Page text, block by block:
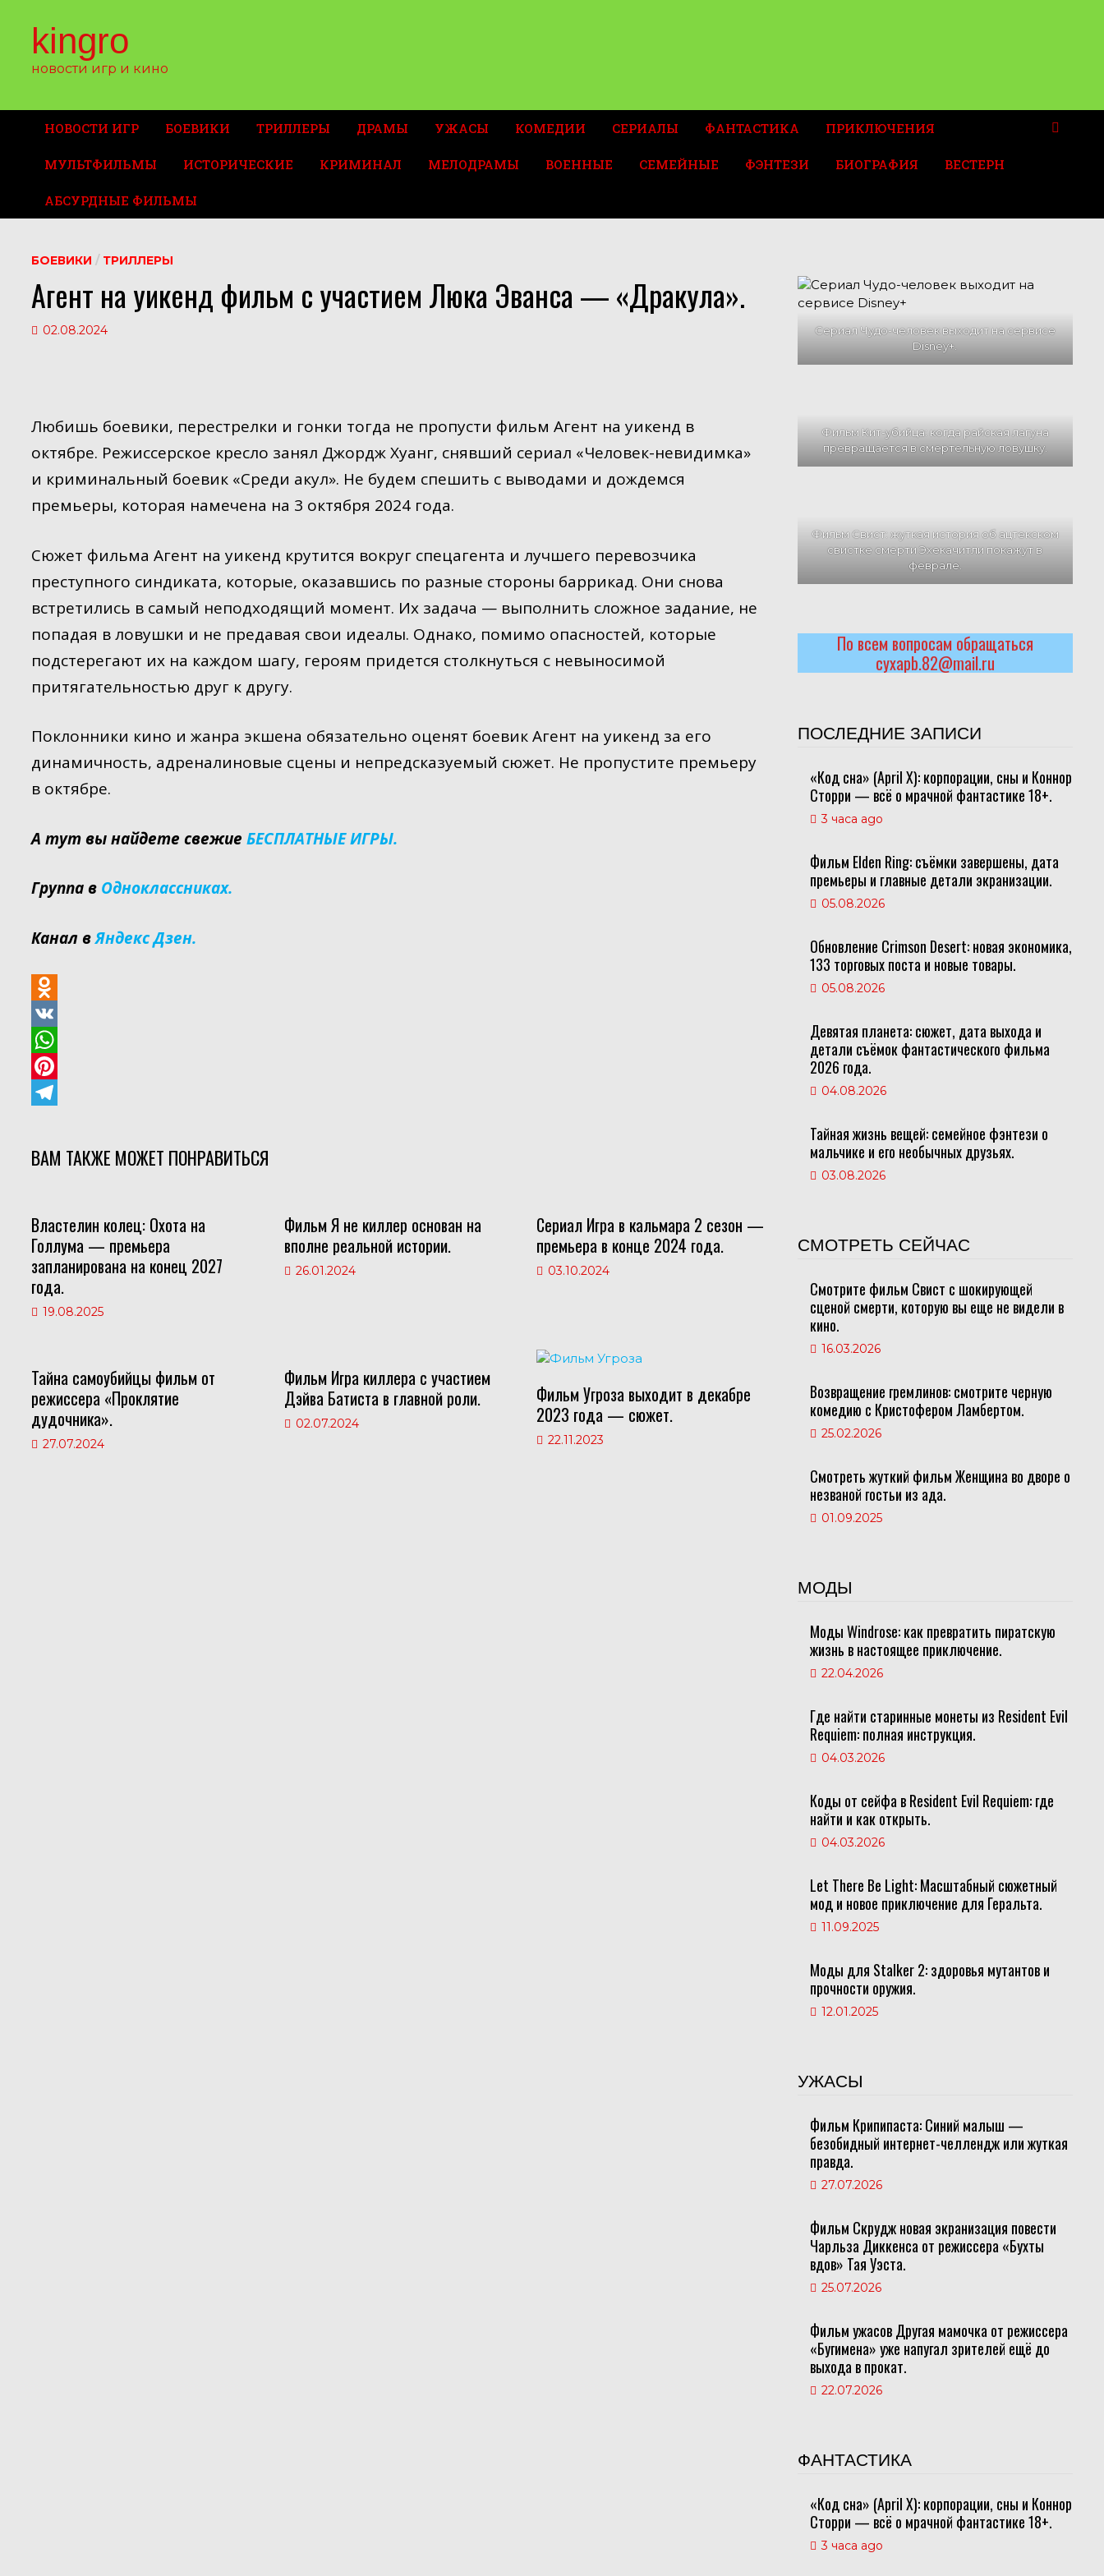
содержимому
kingro
новости игр и кино
НОВОСТИ ИГР БОЕВИКИ ТРИЛЛЕРЫ ДРАМЫ УЖАСЫ КОМЕДИИ СЕРИАЛЫ ФАНТАСТИКА ПРИКЛЮЧЕНИЯ
МУЛЬТФИЛЬМЫ ИСТОРИЧЕСКИЕ КРИМИНАЛ МЕЛОДРАМЫ ВОЕННЫЕ СЕМЕЙНЫЕ ФЭНТЕЗИ БИОГРАФИЯ ВЕСТЕРН
АБСУРДНЫЕ ФИЛЬМЫ
БОЕВИКИ / ТРИЛЛЕРЫ
Агент на уикенд фильм с участием Люка Эванса — «Дракула».
02.08.2024
Любишь боевики, перестрелки и гонки тогда не пропусти фильм Агент на уикенд в
октябре. Режиссерское кресло занял Джордж Хуанг, снявший сериал «Человек-невидимка»
и криминальный боевик «Среди акул». Не будем спешить с выводами и дождемся
премьеры, которая намечена на 3 октября 2024 года.
Сюжет фильма Агент на уикенд крутится вокруг спецагента и лучшего перевозчика
преступного синдиката, которые, оказавшись по разные стороны баррикад. Они снова
встретились в самый неподходящий момент. Их задача — выполнить сложное задание, не
попадая в ловушки и не предавая свои идеалы. Однако, помимо опасностей, которые
подстерегают их на каждом шагу, героям придется столкнуться с невыносимой
притягательностью друг к другу.
Поклонники кино и жанра экшена обязательно оценят боевик Агент на уикенд за его
динамичность, адреналиновые сцены и непредсказуемый сюжет. Не пропустите премьеру
в октябре.
А тут вы найдете свежиеБЕСПЛАТНЫЕ ИГРЫ.
Группа в Одноклассниках.
Канал в Яндекс Дзен.
O
d
n
o
a
s
n
i
k
V
K
W
h
s
p
p
P
t
r
e
s
t
l
g
r
a
m
ВАМ ТАКЖЕ МОЖЕТ ПОНРАВИТЬСЯ
Властелин колец: Охота на
Голлума — премьера
запланирована на конец 2027
года.
19.08.2025
Фильм Я не киллер основан на
вполне реальной истории.
26.01.2024
Сериал Игра в кальмара 2 сезон —
премьера в конце 2024 года.
03.10.2024
Тайна самоубийцы фильм от
режиссера «Проклятие
дудочника».
27.07.2024
Фильм Игра киллера с участием
Дэйва Батиста в главной роли.
02.07.2024
Фильм Угроза выходит в декабре
2023 года — сюжет.
22.11.2023
Сериал Чудо-человек выходит на сервисе
Disney+.
Фильм Кит-убийца: когда райская лагуна
превращается в смертельную ловушку.
Фильм Свист: жуткая история об ацтекском
свистке смерти Эхекачитли покажут в
феврале.
По всем вопросам обращаться
cyxapb.82@mail.ru
ПОСЛЕДНИЕ ЗАПИСИ
«Код сна» (April X): корпорации, сны и Коннор
Сторри — всё о мрачной фантастике 18+.
3 часа ago
Фильм Elden Ring: съёмки завершены, дата
премьеры и главные детали экранизации.
05.08.2026
Обновление Crimson Desert: новая экономика,
133 торговых поста и новые товары.
05.08.2026
Девятая планета: сюжет, дата выхода и
детали съёмок фантастического фильма
2026 года.
04.08.2026
Тайная жизнь вещей: семейное фэнтези о
мальчике и его необычных друзьях.
03.08.2026
СМОТРЕТЬ СЕЙЧАС
Смотрите фильм Свист с шокирующей
сценой смерти, которую вы еще не видели в
кино.
16.03.2026
Возвращение гремлинов: смотрите черную
комедию с Кристофером Ламбертом.
25.02.2026
Смотреть жуткий фильм Женщина во дворе о
незваной гостьи из ада.
01.09.2025
МОДЫ
Моды Windrose: как превратить пиратскую
жизнь в настоящее приключение.
22.04.2026
Где найти старинные монеты из Resident Evil
Requiem: полная инструкция.
04.03.2026
Коды от сейфа в Resident Evil Requiem: где
найти и как открыть.
04.03.2026
Let There Be Light: Масштабный сюжетный
мод и новое приключение для Геральта.
11.09.2025
Моды для Stalker 2: здоровья мутантов и
прочности оружия.
12.01.2025
УЖАСЫ
Фильм Крипипаста: Синий малыш —
безобидный интернет-челлендж или жуткая
правда.
27.07.2026
Фильм Скрудж новая экранизация повести
Чарльза Диккенса от режиссера «Бухты
вдов» Тая Уэста.
25.07.2026
Фильм ужасов Другая мамочка от режиссера
«Бугимена» уже напугал зрителей ещё до
выхода в прокат.
22.07.2026
ФАНТАСТИКА
«Код сна» (April X): корпорации, сны и Коннор
Сторри — всё о мрачной фантастике 18+.
3 часа ago